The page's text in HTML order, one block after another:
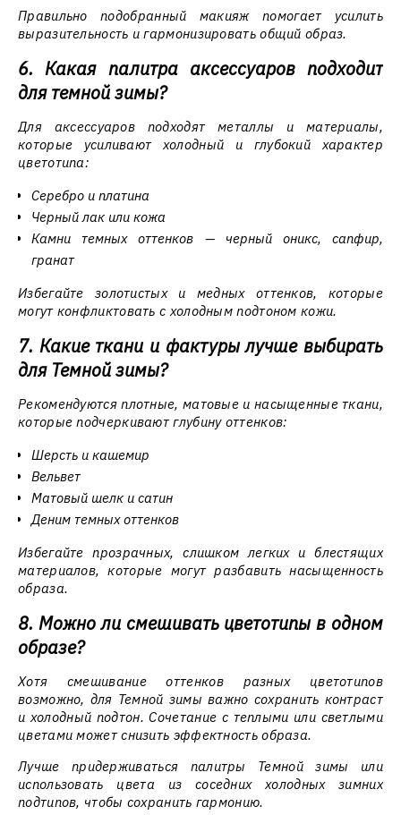
Правильно подобранный макияж помогает усилить
выразительность и гармонизировать общий образ.
6. Какая палитра аксессуаров подходит
для темной зимы?
Для аксессуаров подходят металлы и материалы,
которые усиливают холодный и глубокий характер
цветотипа:
Серебро и платина
Черный лак или кожа
Камни темных оттенков — черный оникс, сапфир,
гранат
Избегайте золотистых и медных оттенков, которые
могут конфликтовать с холодным подтоном кожи.
7. Какие ткани и фактуры лучше выбирать
для Темной зимы?
Рекомендуются плотные, матовые и насыщенные ткани,
которые подчеркивают глубину оттенков:
Шерсть и кашемир
Вельвет
Матовый шелк и сатин
Деним темных оттенков
Избегайте прозрачных, слишком легких и блестящих
материалов, которые могут разбавить насыщенность
образа.
8. Можно ли смешивать цветотипы в одном
образе?
Хотя смешивание оттенков разных цветотипов
возможно, для Темной зимы важно сохранить контраст
и холодный подтон. Сочетание с теплыми или светлыми
цветами может снизить эффектность образа.
Лучше придерживаться палитры Темной зимы или
использовать цвета из соседних холодных зимних
подтипов, чтобы сохранить гармонию.